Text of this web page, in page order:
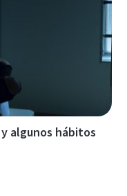
algunos hábitos